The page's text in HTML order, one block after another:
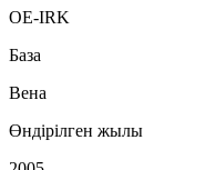
OE-IRK
База
Вена
Өндірілген жылы